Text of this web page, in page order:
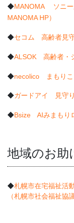
◆MANOMA ソニー
MANOMA HP）
◆セコム 高齢者見
◆ALSOK 高齢者・
◆necolico まもりこ
◆ガードアイ 見守り
◆Bsize AIみまもり
地域のお助
◆札幌市在宅福祉活
（札幌市社会福祉協